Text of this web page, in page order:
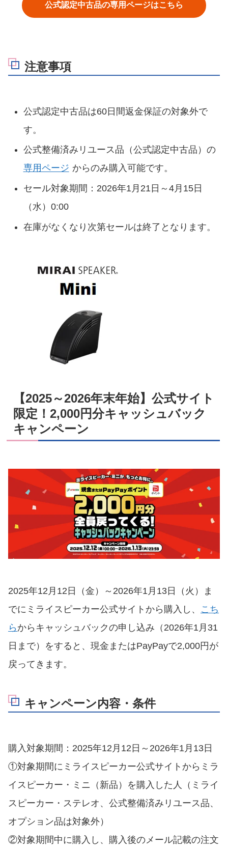
公式認定中古品の専用ページはこちら
注意事項
公式認定中古品は60日間返金保証の対象外で
す。
公式整備済みリユース品（公式認定中古品）の
専用ページ からのみ購入可能です。
セール対象期間：2026年1月21日～4月15日
（水）0:00
在庫がなくなり次第セールは終了となります。
【2025～2026年末年始】公式サイト
限定！2,000円分キャッシュバック
キャンペーン
2025年12月12日（金）～2026年1月13日（火）ま
でにミライスピーカー公式サイトから購入し、 こち
ら からキャッシュバックの申し込み（2026年1月31
日まで）をすると、現金またはPayPayで2,000円が
戻ってきます。
キャンペーン内容・条件
購入対象期間：2025年12月12日～2026年1月13日
①対象期間にミライスピーカー公式サイトからミラ
イスピーカー・ミニ（新品）を購入した人（ミライ
スピーカー・ステレオ、公式整備済みリユース品、
オプション品は対象外）
②対象期間中に購入し、購入後のメール記載の注文